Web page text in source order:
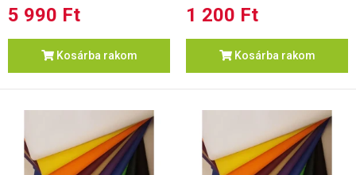
5 990 Ft
Kosárba rakom
1 200 Ft
Kosárba rakom